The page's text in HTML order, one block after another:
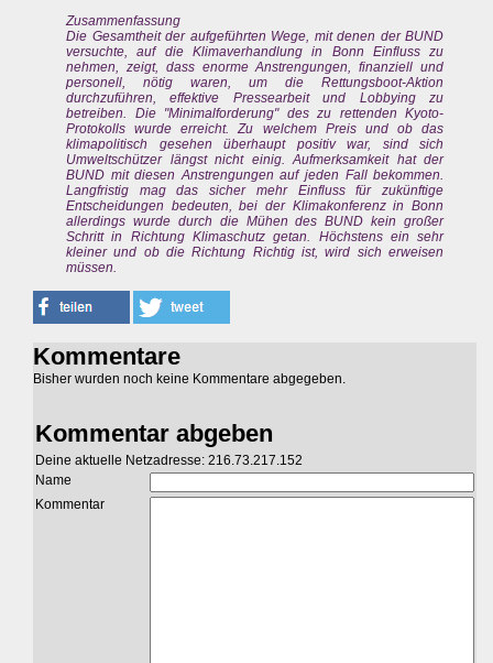
Zusammenfassung
Die Gesamtheit der aufgeführten Wege, mit denen der BUND
versuchte, auf die Klimaverhandlung in Bonn Einfluss zu
nehmen, zeigt, dass enorme Anstrengungen, finanziell und
personell, nötig waren, um die Rettungsboot-Aktion
durchzuführen, effektive Pressearbeit und Lobbying zu
betreiben. Die "Minimalforderung" des zu rettenden Kyoto-
Protokolls wurde erreicht. Zu welchem Preis und ob das
klimapolitisch gesehen überhaupt positiv war, sind sich
Umweltschützer längst nicht einig. Aufmerksamkeit hat der
BUND mit diesen Anstrengungen auf jeden Fall bekommen.
Langfristig mag das sicher mehr Einfluss für zukünftige
Entscheidungen bedeuten, bei der Klimakonferenz in Bonn
allerdings wurde durch die Mühen des BUND kein großer
Schritt in Richtung Klimaschutz getan. Höchstens ein sehr
kleiner und ob die Richtung Richtig ist, wird sich erweisen
müssen.
Kommentare
Bisher wurden noch keine Kommentare abgegeben.
Kommentar abgeben
Deine aktuelle Netzadresse: 216.73.217.152
Name
Kommentar